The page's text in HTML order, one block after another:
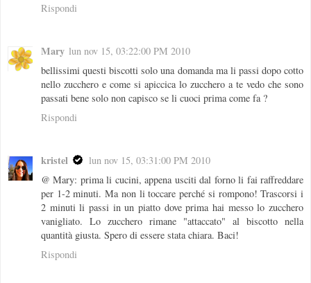
Rispondi
Mary lun nov 15, 03:22:00 PM 2010
bellissimi questi biscotti solo una domanda ma li passi dopo cotto
nello zucchero e come si apiccica lo zucchero a te vedo che sono
passati bene solo non capisco se li cuoci prima come fa ?
Rispondi
kristel
lun nov 15, 03:31:00 PM 2010
@ Mary: prima li cucini, appena usciti dal forno li fai raffreddare
per 1-2 minuti. Ma non li toccare perché si rompono! Trascorsi i
2 minuti li passi in un piatto dove prima hai messo lo zucchero
vanigliato. Lo zucchero rimane "attaccato" al biscotto nella
quantità giusta. Spero di essere stata chiara. Baci!
Rispondi